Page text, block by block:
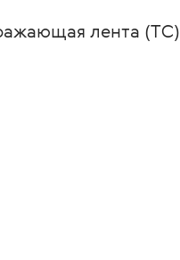
лента (ТС)